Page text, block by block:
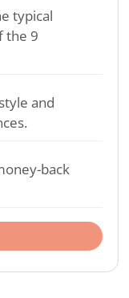
typical
the 9
and
back